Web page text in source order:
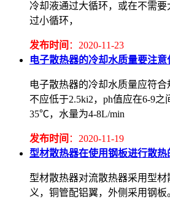
冷却液通过大循环，或在不需
过小循环，
发布时间 ：2020-11-23
电子散热器的冷却水质量要注意
电子散热器的冷却水质量应符
不应低于2.5ki2，ph值应在6-9
35℃，水量为4-8L/min
发布时间 ：2020-11-19
型材散热器在使用钢板进行散
型材散热器对流散热器采用型
义，铜管配铝翼，外侧采用钢